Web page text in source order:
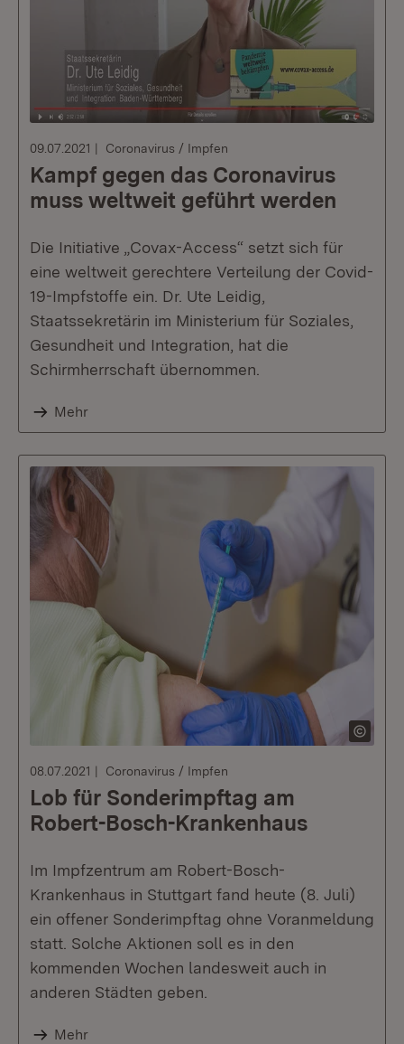
09.07.2021 Coronavirus / Impfen
Kampf gegen das Coronavirus
muss weltweit geführt werden
Die Initiative „Covax-Access“ setzt sich für
eine weltweit gerechtere Verteilung der Covid-
19-Impfstoffe ein. Dr. Ute Leidig,
Staatssekretärin im Ministerium für Soziales,
Gesundheit und Integration, hat die
Schirmherrschaft übernommen.
Mehr
08.07.2021 Coronavirus / Impfen
Lob für Sonderimpftag am
Robert-Bosch-Krankenhaus
Im Impfzentrum am Robert-Bosch-
Krankenhaus in Stuttgart fand heute (8. Juli)
ein offener Sonderimpftag ohne Voranmeldung
statt. Solche Aktionen soll es in den
kommenden Wochen landesweit auch in
anderen Städten geben.
Mehr